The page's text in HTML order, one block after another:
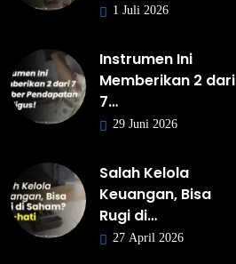
1 Juli 2026
Instrumen Ini
Memberikan 2 dari
7…
29 Juni 2026
Salah Kelola
Keuangan, Bisa
Rugi di…
27 April 2026